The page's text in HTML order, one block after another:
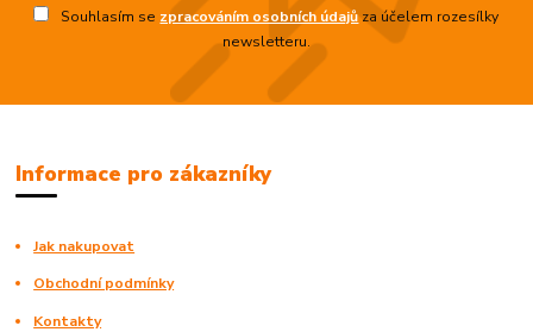
Souhlasím se zpracováním osobních údajůza účelem rozesílky
newsletteru.
Informace pro zákazníky
Jak nakupovat
Obchodní podmínky
Kontakty